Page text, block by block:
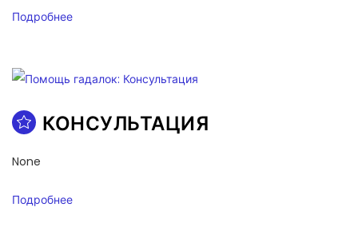
Подробнее
КОНСУЛЬТАЦИЯ
None
Подробнее